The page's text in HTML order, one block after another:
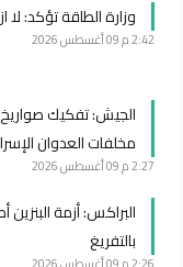
وزارة الطاقة تؤكد:
2:42 م 09 أغسطس 2026
الجيش: تفكيك
مخلفات العدوان
2:27 م 09 أغسطس 2026
البراكس: أزمة البنزين
بالتفريغ